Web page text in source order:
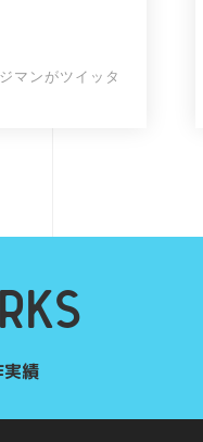
マンがツイッタ
績